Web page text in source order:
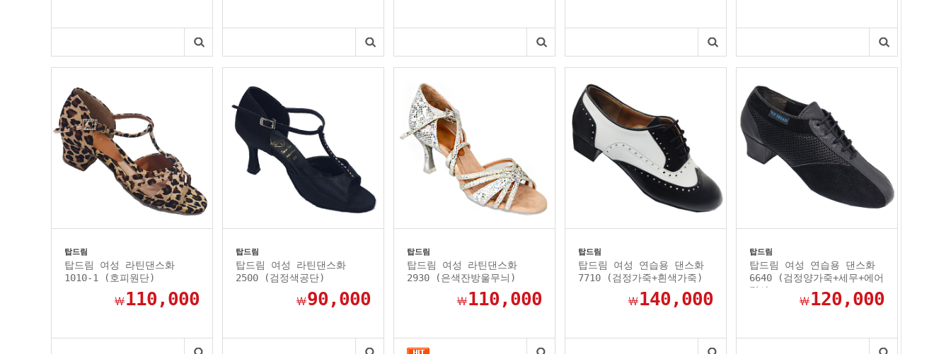
탑드림
탑드림 여성 라틴댄스화
1010-1 (호피원단)
￦110,000
탑드림
탑드림 여성 라틴댄스화
2500 (검정색공단)
￦90,000
탑드림
탑드림 여성 라틴댄스화
2930 (은색잔방울무늬)
￦110,000
탑드림
탑드림 여성 연습용 댄스화
7710 (검정가죽+흰색가죽)
￦140,000
탑드림
탑드림 여성 연습용 댄스화
6640 (검정양가죽+세무+에어
망사...
￦120,000